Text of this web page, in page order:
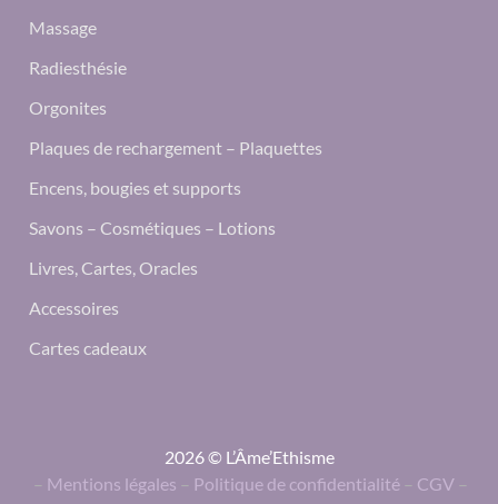
Massage
Radiesthésie
Orgonites
Plaques de rechargement – Plaquettes
Encens, bougies et supports
Savons – Cosmétiques – Lotions
Livres, Cartes, Oracles
Accessoires
Cartes cadeaux
2026 © L’Âme’Ethisme
– Mentions légales – Politique de confidentialité – CGV –